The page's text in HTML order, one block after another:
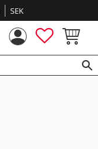
SEK
FAVORITER